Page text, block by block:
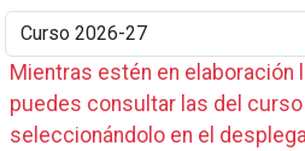
Mientras estén en elaboración
puedes consultar las del
seleccionándolo en el